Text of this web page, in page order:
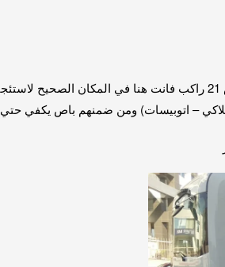
ضمنهم باص يكفي حتي 24 راكب.ايجار كوستر الى الاسكندرية